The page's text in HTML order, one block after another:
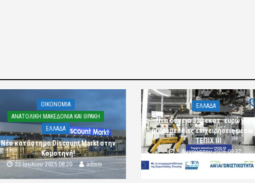
OIKONOMIA
ΑΝΑΤΟΛΙΚΗ ΜΑΚΕΔΟΝΙΑ ΚΑΙ ΘΡΑΚΗ
ΕΛΛΑΔΑ
Νέο κατάστημα Discount Markt στην
Κομοτηνή!
22 Ιουλίου 2025 08:20 admin
ΕΛΛΑΔΑ
Νέα δάνεια 330 εκατ. ευρώ για
μικρομεσαίες επιχειρήσεις μέσω
ΤΕΠΙΧ ΙΙΙ
6 Αυγούστου 2026 09:32
komotini24